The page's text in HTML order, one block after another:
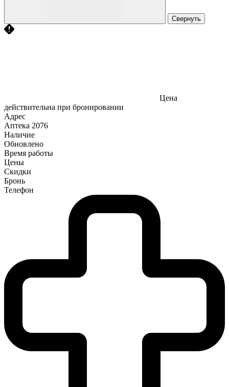
Свернуть
Цена
действительна при бронировании
Адрес
Аптека 2076
Наличие
Обновлено
Время работы
Цены
Скидки
Бронь
Телефон